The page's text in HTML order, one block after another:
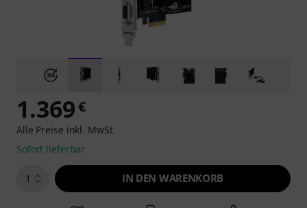
1.369€
Alle Preise inkl. MwSt.
Sofort lieferbar
1 IN DEN WARENKORB